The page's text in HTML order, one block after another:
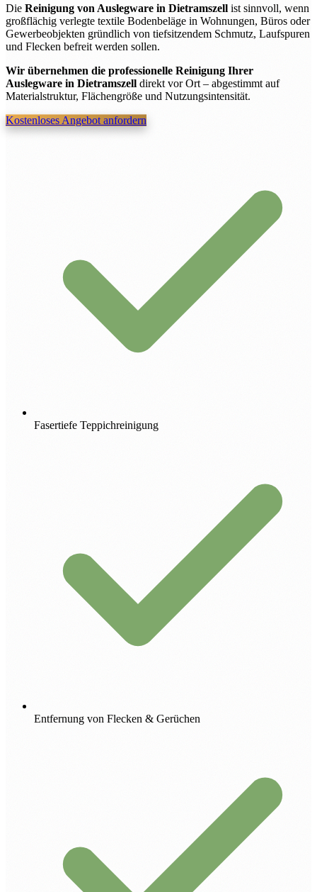
Die Reinigung von Auslegware in Dietramszellist sinnvoll, wenn
großflächig verlegte textile Bodenbeläge in Wohnungen, Büros oder
Gewerbeobjekten gründlich von tiefsitzendem Schmutz, Laufspuren
und Flecken befreit werden sollen.
Wir übernehmen die professionelle Reinigung Ihrer
Auslegware in Dietramszelldirekt vor Ort – abgestimmt auf
Materialstruktur, Flächengröße und Nutzungsintensität.
Kostenloses Angebot anfordern
Fasertiefe Teppichreinigung
Entfernung von Flecken & Gerüchen